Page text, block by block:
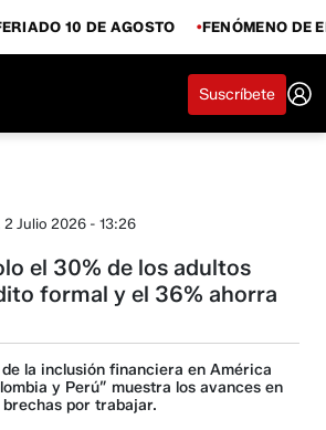
10 DE AGOSTO FENÓMENO DE
Suscríbete
2 Julio 2026 - 13:26
el 30% de los adultos
formal y el 36% ahorra
la inclusión financiera en América
y Perú” muestra los avances en
por trabajar.